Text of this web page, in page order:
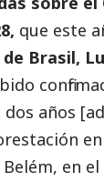
que este
Brasil,
años
en
en